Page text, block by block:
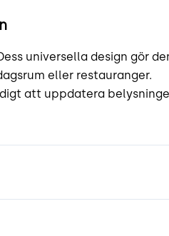
universella design gör
eller restauranger.
att uppdatera